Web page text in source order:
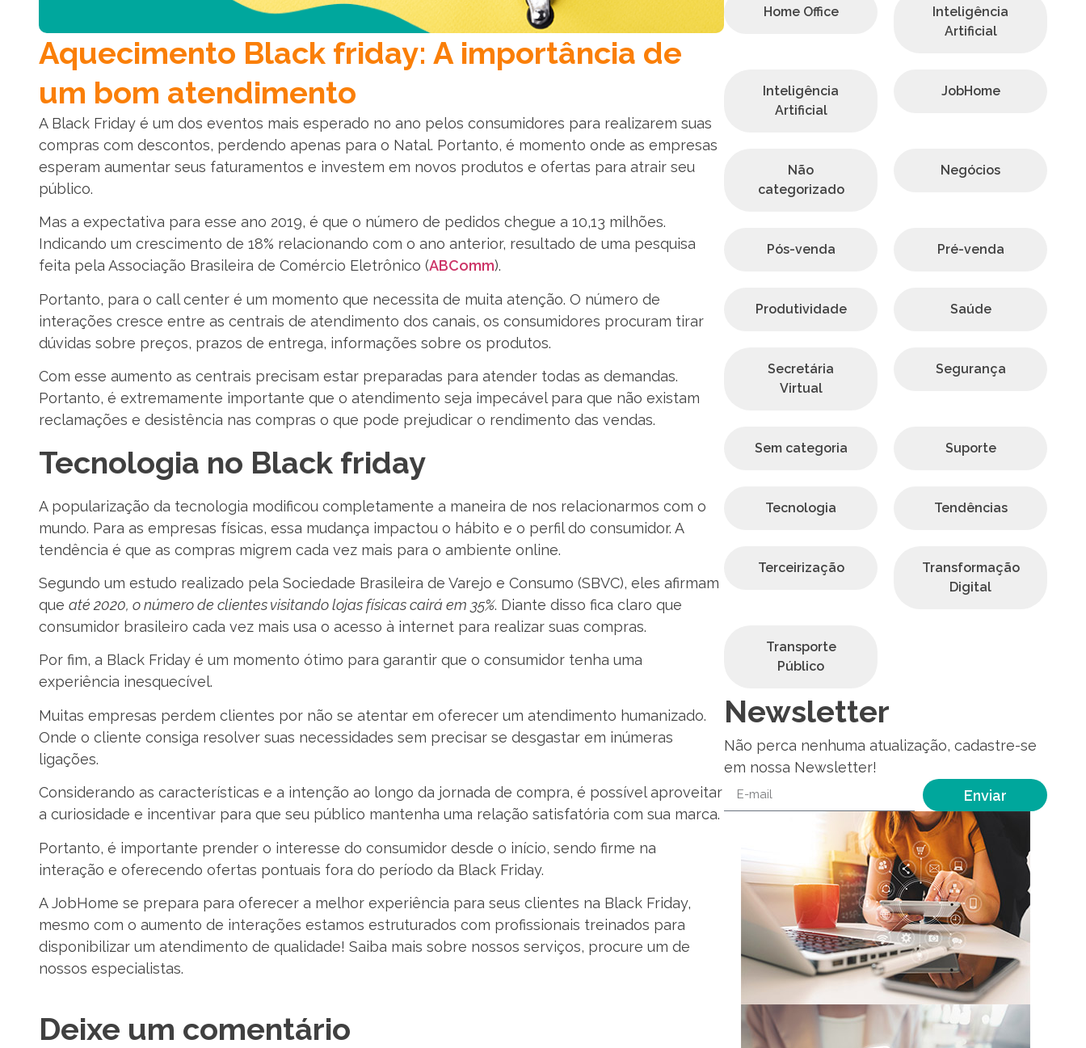
Aquecimento Black friday: A importância de
um bom atendimento
A Black Friday é um dos eventos mais esperado no ano pelos consumidores para realizarem suas
compras com descontos, perdendo apenas para o Natal. Portanto, é momento onde as empresas
esperam aumentar seus faturamentos e investem em novos produtos e ofertas para atrair seu
público.
Mas a expectativa para esse ano 2019, é que o número de pedidos chegue a 10,13 milhões.
Indicando um crescimento de 18% relacionando com o ano anterior, resultado de uma pesquisa
feita pela Associação Brasileira de Comércio Eletrônico (ABComm).
Portanto, para o call center é um momento que necessita de muita atenção. O número de
interações cresce entre as centrais de atendimento dos canais, os consumidores procuram tirar
dúvidas sobre preços, prazos de entrega, informações sobre os produtos.
Com esse aumento as centrais precisam estar preparadas para atender todas as demandas.
Portanto, é extremamente importante que o atendimento seja impecável para que não existam
reclamações e desistência nas compras o que pode prejudicar o rendimento das vendas.
Tecnologia no Black friday
A popularização da tecnologia modificou completamente a maneira de nos relacionarmos com o
mundo. Para as empresas físicas, essa mudança impactou o hábito e o perfil do consumidor. A
tendência é que as compras migrem cada vez mais para o ambiente online.
Segundo um estudo realizado pela Sociedade Brasileira de Varejo e Consumo (SBVC), eles afirmam
que até 2020, o número de clientes visitando lojas físicas cairá em 35%. Diante disso fica claro que
consumidor brasileiro cada vez mais usa o acesso à internet para realizar suas compras.
Por fim, a Black Friday é um momento ótimo para garantir que o consumidor tenha uma
experiência inesquecível.
Muitas empresas perdem clientes por não se atentar em oferecer um atendimento humanizado.
Onde o cliente consiga resolver suas necessidades sem precisar se desgastar em inúmeras
ligações.
Considerando as características e a intenção ao longo da jornada de compra, é possível aproveitar
a curiosidade e incentivar para que seu público mantenha uma relação satisfatória com sua marca.
Portanto, é importante prender o interesse do consumidor desde o início, sendo firme na
interação e oferecendo ofertas pontuais fora do período da Black Friday.
A JobHome se prepara para oferecer a melhor experiência para seus clientes na Black Friday,
mesmo com o aumento de interações estamos estruturados com profissionais treinados para
disponibilizar um atendimento de qualidade! Saiba mais sobre nossos serviços, procure um de
nossos especialistas.
Deixe um comentário
Home Office
Inteligência
Artificial
Inteligência
Artificial
JobHome
Não
categorizado
Negócios
Pós-venda Pré-venda
Produtividade Saúde
Secretária
Virtual
Segurança
Sem categoria Suporte
Tecnologia Tendências
Terceirização
Transformação
Digital
Transporte
Público
Newsletter
Não perca nenhuma atualização, cadastre-se
em nossa Newsletter!
Enviar